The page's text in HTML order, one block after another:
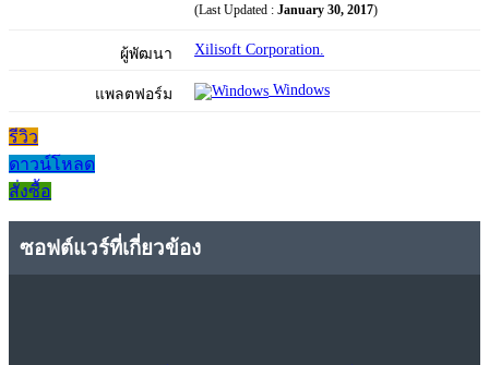
(Last Updated : January 30, 2017)
ผู้พัฒนา Xilisoft Corporation.
แพลตฟอร์ม Windows
รีวิว
ดาวน์โหลด
สั่งซื้อ
ซอฟต์แวร์ที่เกี่ยวข้อง